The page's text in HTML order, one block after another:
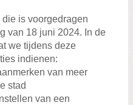
is voorgedragen
van 18 juni 2024. In de
we tijdens deze
indienen:
van meer
stad
van een